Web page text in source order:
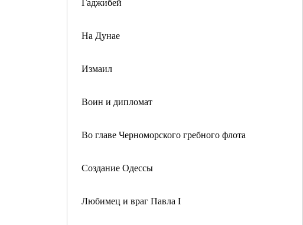
На Дунае
Измаил
Воин и дипломат
Во главе Черноморского гребного флота
Создание Одессы
Любимец и враг Павла I